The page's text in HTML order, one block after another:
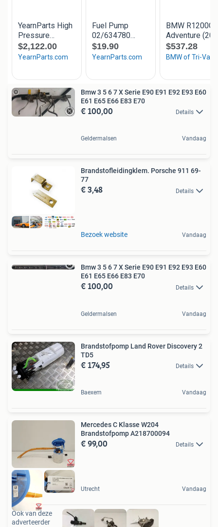
Bmw 3 5 6 7 X Serie E90 E91 E92 E93 E60
E61 E65 E66 E83 E70
€ 100,00 Details
Geldermalsen Vandaag
Brandstofleidingklem. Porsche 911 69-
77
€ 3,48 Details
Bezoek website Vandaag
Bmw 3 5 6 7 X Serie E90 E91 E92 E93 E60
E61 E65 E66 E83 E70
€ 100,00 Details
Geldermalsen Vandaag
Brandstofpomp Land Rover Discovery 2
TD5
€ 174,95 Details
Baexem Vandaag
Mercedes C Klasse W204
Brandstofpomp A218700094
€ 99,00 Details
Utrecht Vandaag
Ook van deze
adverteerder